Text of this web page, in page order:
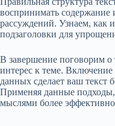
воспринимать содержание
рассуждений. Узнаем, как
подзаголовки для
В завершение поговорим о
интерес к теме.
данных сделает ваш текст
Применяя данные
мыслями более